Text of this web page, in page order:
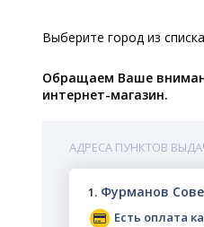
Выберите город из
Обращаем Ваше
интернет-магазин.
АДРЕСА ПУНКТОВ
1. Фурманов
Есть оплата